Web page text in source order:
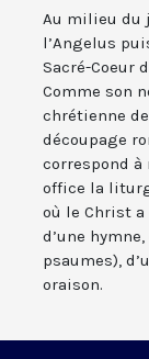
Au milieu du
l’Angelus
Sacré-Coeur
Comme son
chrétienne
découpage
correspond
office la
où le Christ
d’une
psaumes),
oraison.